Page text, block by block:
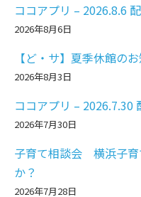
ココアプリ – 2026.8.6
2026年8月6日
【ど・サ】夏季休館の
2026年8月3日
ココアプリ – 2026.7.30
2026年7月30日
子育て相談会 横浜子育
か？
2026年7月28日